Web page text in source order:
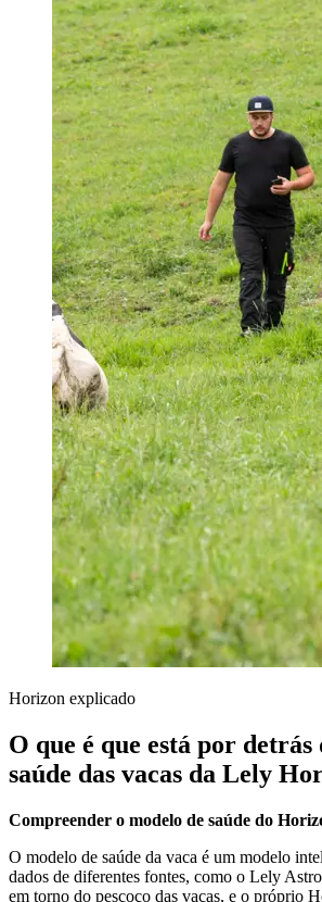
Horizon explicado
O que é que está por detrás
saúde das vacas da Lely
Compreender o modelo de saúde do
O modelo de saúde da vaca é um modelo
dados de diferentes fontes, como o Lely
em torno do pescoço das vacas, e o próprio